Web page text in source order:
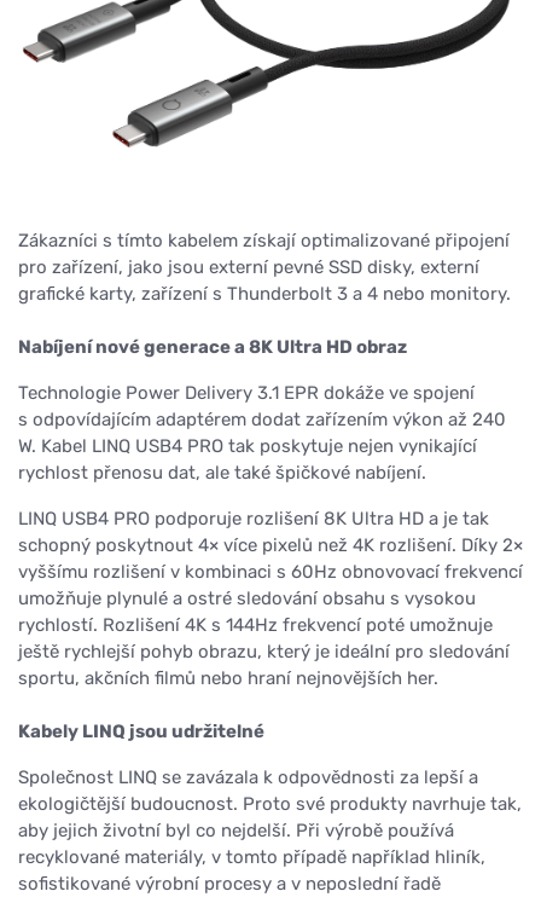
Zákazníci s tímto kabelem získají optimalizované připojení
pro zařízení, jako jsou externí pevné SSD disky, externí
grafické karty, zařízení s Thunderbolt 3 a 4 nebo monitory.
Nabíjení nové generace a 8K Ultra HD obraz
Technologie Power Delivery 3.1 EPR dokáže ve spojení
s odpovídajícím adaptérem dodat zařízením výkon až 240
W. Kabel LINQ USB4 PRO tak poskytuje nejen vynikající
rychlost přenosu dat, ale také špičkové nabíjení.
LINQ USB4 PRO podporuje rozlišení 8K Ultra HD a je tak
schopný poskytnout 4× více pixelů než 4K rozlišení. Díky 2×
vyššímu rozlišení v kombinaci s 60Hz obnovovací frekvencí
umožňuje plynulé a ostré sledování obsahu s vysokou
rychlostí. Rozlišení 4K s 144Hz frekvencí poté umožnuje
ještě rychlejší pohyb obrazu, který je ideální pro sledování
sportu, akčních filmů nebo hraní nejnovějších her.
Kabely LINQ jsou udržitelné
Společnost LINQ se zavázala k odpovědnosti za lepší a
ekologičtější budoucnost. Proto své produkty navrhuje tak,
aby jejich životní byl co nejdelší. Při výrobě používá
recyklované materiály, v tomto případě například hliník,
sofistikované výrobní procesy a v neposlední řadě